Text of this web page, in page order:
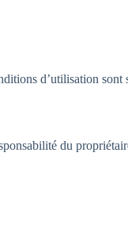
d’utilisation
du